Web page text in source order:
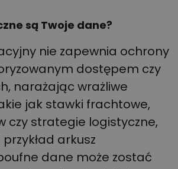
są Twoje dane?
nie zapewnia ochrony
dostępem czy
narażając wrażliwe
jak stawki frachtowe,
czy strategie logistyczne,
arkusz
dane może zostać